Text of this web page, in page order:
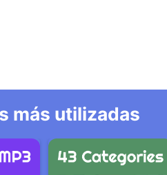
más utilizadas